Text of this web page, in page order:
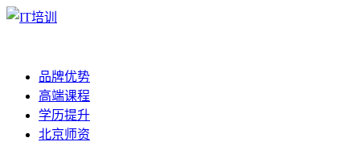
品牌优势
高端课程
学历提升
北京师资